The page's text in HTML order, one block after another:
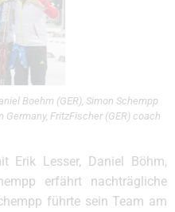
Boehm (GER), Simon Schempp
Germany, FritzFischer (GER) coach
Erik Lesser, Daniel Böhm,
erfährt nachträgliche
führte sein Team am